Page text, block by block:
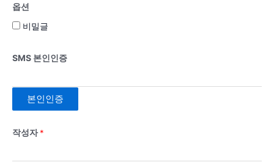
옵션
비밀글
SMS 본인인증
본인인증
작성자 *